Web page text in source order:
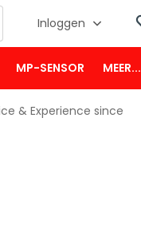
Inloggen
MP-SENSOR MEER...
& Experience since